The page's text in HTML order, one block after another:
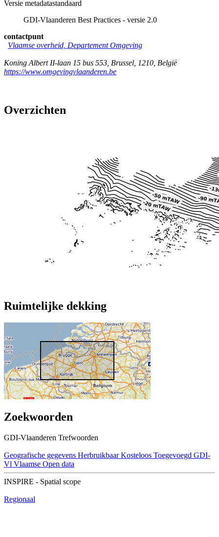
Versie metadatastandaard
GDI-Vlaanderen Best Practices - versie 2.0
contactpunt
Vlaamse overheid, Departement Omgeving
Koning Albert II-laan 15 bus 553 Brussel 1210 België
https://www.omgevingvlaanderen.be
Overzichten
Ruimtelijke dekking
Zoekwoorden
GDI-Vlaanderen Trefwoorden
Geografische gegevens Herbruikbaar Kosteloos Toegevoegd GDI-
Vl Vlaamse Open data
INSPIRE - Spatial scope
Regionaal